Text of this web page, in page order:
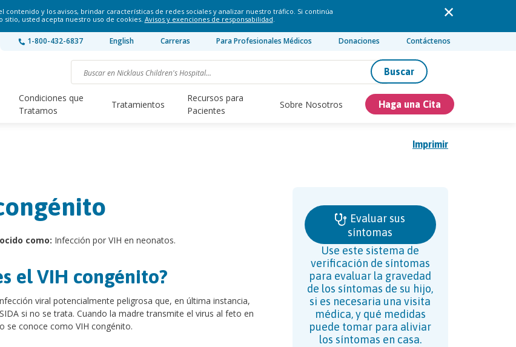
contenido y los avisos, brindar características de redes sociales y analizar nuestro tráfico. Si continúa
sitio, usted acepta nuestro uso de cookies. Avisos y exenciones de responsabilidad.
1-800-432-6837 English Carreras Para Profesionales Médicos Donaciones Contáctenos
Buscar
Condiciones que
Tratamos
Tratamientos
Recursos para
Pacientes
Sobre Nosotros Haga una Cita
Imprimir
como: Infección por VIH en neonatos.
el VIH congénito?
viral potencialmente peligrosa que, en última instancia,
si no se trata. Cuando la madre transmite el virus al feto en
se conoce como VIH congénito.
Evaluar sus
síntomas
Use este sistema de
verificación de síntomas
para evaluar la gravedad
de los síntomas de su hijo,
si es necesaria una visita
médica, y qué medidas
puede tomar para aliviar
los síntomas en casa.